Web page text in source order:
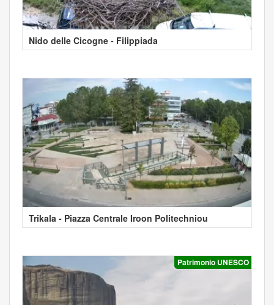
Nido delle Cicogne - Filippiada
Trikala - Piazza Centrale Iroon Politechniou
Patrimonio UNESCO